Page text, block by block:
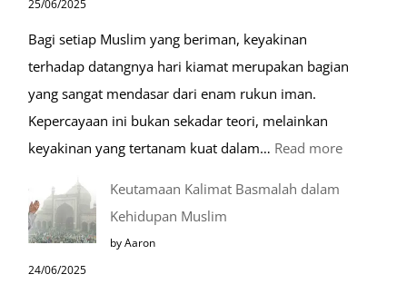
25/06/2025
Bagi setiap Muslim yang beriman, keyakinan
terhadap datangnya hari kiamat merupakan bagian
yang sangat mendasar dari enam rukun iman.
Kepercayaan ini bukan sekadar teori, melainkan
keyakinan yang tertanam kuat dalam… Read more:
Keutamaan Kalimat Basmalah dalam
Kehidupan Muslim
by Aaron
24/06/2025